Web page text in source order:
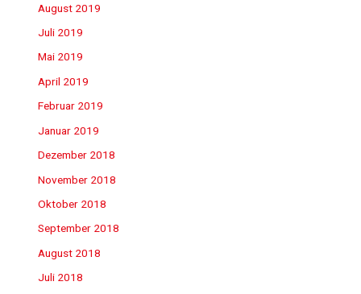
August 2019
Juli 2019
Mai 2019
April 2019
Februar 2019
Januar 2019
Dezember 2018
November 2018
Oktober 2018
September 2018
August 2018
Juli 2018